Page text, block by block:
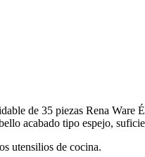
de 35 piezas Rena
acabado tipo espejo,
utensilios de cocina.